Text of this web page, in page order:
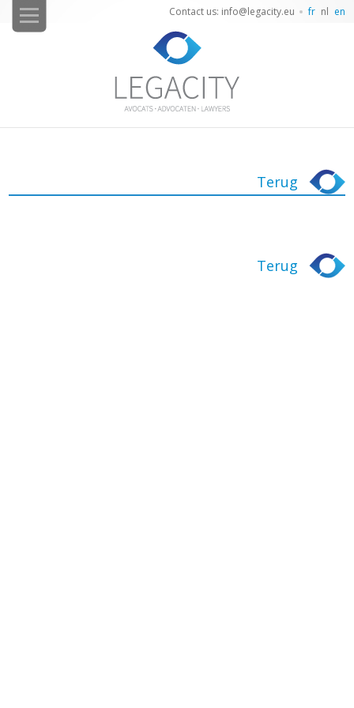
fr nl en
Contact us: info@legacity.eu
Terug
Terug